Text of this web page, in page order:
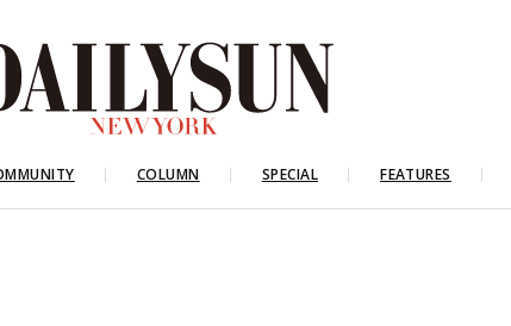
COLUMN SPECIAL FEATURES